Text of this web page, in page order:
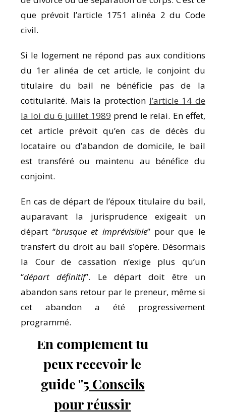
que prévoit l’article 1751 alinéa 2 du Code
civil.
Si le logement ne répond pas aux conditions
du 1er alinéa de cet article, le conjoint du
titulaire du bail ne bénéficie pas de la
cotitularité. Mais la protection l’article 14 de
la loi du 6 juillet 1989 prend le relai. En effet,
cet article prévoit qu’en cas de décès du
locataire ou d’abandon de domicile, le bail
est transféré ou maintenu au bénéfice du
conjoint.
En cas de départ de l’époux titulaire du bail,
auparavant la jurisprudence exigeait un
départ “brusque et imprévisible” pour que le
transfert du droit au bail s’opère. Désormais
la Cour de cassation n’exige plus qu’un
“départ définitif”. Le départ doit être un
abandon sans retour par le preneur, même si
cet abandon a été progressivement
programmé.
En complément tu
peux recevoir le
guide "5 Conseils
pour réussir